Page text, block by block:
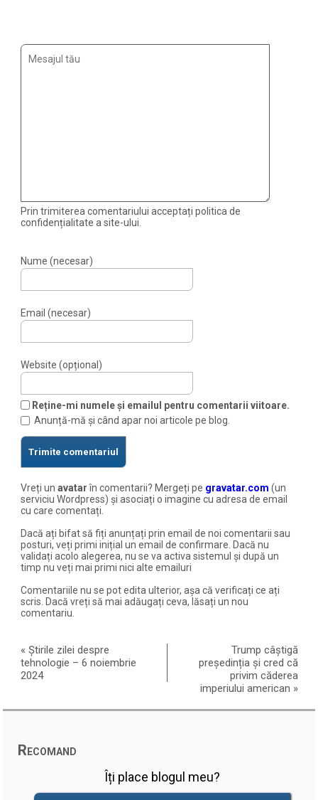
Prin trimiterea comentariului acceptați politica de
confidențialitate a site-ului.
Nume (necesar)
Email (necesar)
Website (opțional)
Reține-mi numele și emailul pentru comentarii viitoare.
Anunță-mă și când apar noi articole pe blog.
Vreți unavatarîn comentarii? Mergeți pe gravatar.com (un
serviciu Wordpress) și asociați o imagine cu adresa de email
cu care comentați.
Dacă ați bifat să fiți anunțați prin email de noi comentarii sau
posturi, veți primi inițial un email de confirmare. Dacă nu
validați acolo alegerea, nu se va activa sistemul și după un
timp nu veți mai primi nici alte emailuri
Comentariile nu se pot edita ulterior, așa că verificați ce ați
scris. Dacă vreți să mai adăugați ceva, lăsați un nou
comentariu.
«Știrile zilei despre
tehnologie – 6 noiembrie
2024
Trump câștigă
președinția și cred că
privim căderea
imperiului american »
Recomand
Îți place blogul meu?